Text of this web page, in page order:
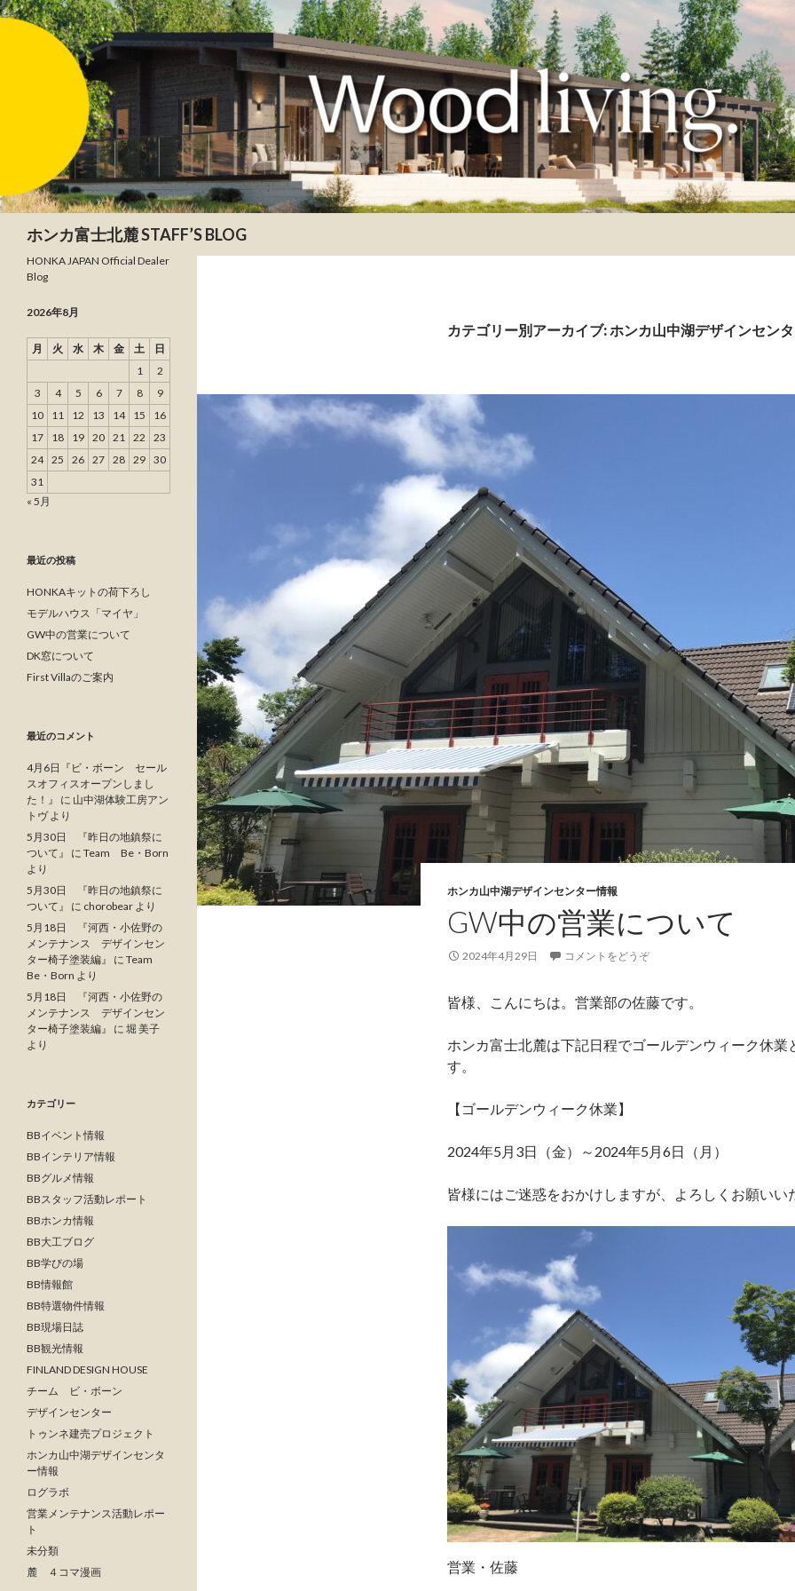
ホンカ富士北麓 STAFF’S BLOG
カテゴリー別アーカイブ: ホンカ山中湖デザインセン
ホンカ山中湖デザインセンター情報
GW中の営業について
2024年4月29日 コメントをどうぞ
皆様、こんにちは。営業部の佐藤です。
ホンカ富士北麓は下記日程でゴールデンウィーク休業
す。
【ゴールデンウィーク休業】
2024年5月3日（金）～2024年5月6日（月）
皆様にはご迷惑をおかけしますが、よろしくお願いい
営業・佐藤
HONKA JAPAN Official Dealer
Blog
2026年8月
月 火 水 木 金 土
日
1
2
3
4 5 6 7 8
9
10
11 12 13 14 15
16
17
18 19 20 21 22
23
24 25 26 27 28 29 30
31
« 5月
最近の投稿
HONKAキットの荷下ろし
モデルハウス「マイヤ」
GW中の営業について
DK窓について
First Villaのご案内
最近のコメント
4月6日『ビ・ボーン セール
スオフィスオープンしまし
た！』
に 山中湖体験工房アン
トヴより
5月30日 『昨日の地鎮祭に
ついて』
に Team Be・Born
より
5月30日 『昨日の地鎮祭に
ついて』
に chorobear より
5月18日 『河西・小佐野の
メンテナンス デザインセン
ター椅子塗装編』
に Team
Be・Born より
5月18日 『河西・小佐野の
メンテナンス デザインセン
ター椅子塗装編』
に 堀 美子
より
カテゴリー
BBイベント情報
BBインテリア情報
BBグルメ情報
BBスタッフ活動レポート
BBホンカ情報
BB大工ブログ
BB学びの場
BB情報館
BB特選物件情報
BB現場日誌
BB観光情報
FINLAND DESIGN HOUSE
チーム ビ・ボーン
デザインセンター
トゥンネ建売プロジェクト
ホンカ山中湖デザインセンタ
ー情報
ログラボ
営業メンテナンス活動レポー
ト
未分類
麓 ４コマ漫画